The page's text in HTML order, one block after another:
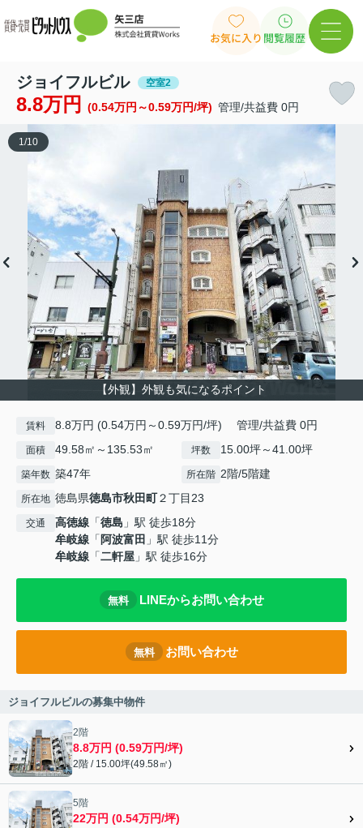
お気に入り 閲覧履歴
ジョイフルビル 空室2
8.8万円 (0.54万円～0.59万円/坪) 管理/共益費 0円
【外観】外観も気になるポイント
1/10
賃料 8.8万円 (0.54万円～0.59万円/坪) 管理/共益費 0円
面積 49.58㎡～135.53㎡ 坪数 15.00坪～41.00坪
築年数 築47年 所在階 2階/5階建
所在地 徳島県徳島市秋田町２丁目23
交通 高徳線 「徳島 」駅 徒歩18分
牟岐線 「 阿波富田 」駅 徒歩11分
牟岐線 「二軒屋 」駅 徒歩16分
無料 LINEからお問い合わせ
無料 お問い合わせ
ジョイフルビルの募集中物件
2階
8.8万円 (0.59万円/坪)
2階 / 15.00坪(49.58㎡)
5階
22万円 (0.54万円/坪)